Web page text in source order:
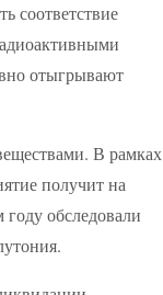
соответствие
отыгрывают
В рамках
получит на
обследовали